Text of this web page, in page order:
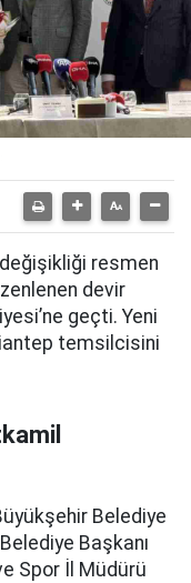
resmen
devir
geçti. Yeni
temsilcisini
Belediye
Başkanı
Spor İl Müdürü